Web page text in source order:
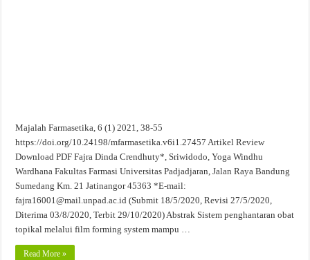
Majalah Farmasetika, 6 (1) 2021, 38-55
https://doi.org/10.24198/mfarmasetika.v6i1.27457 Artikel Review
Download PDF Fajra Dinda Crendhuty*, Sriwidodo, Yoga Windhu
Wardhana Fakultas Farmasi Universitas Padjadjaran, Jalan Raya Bandung
Sumedang Km. 21 Jatinangor 45363 *E-mail:
fajra16001@mail.unpad.ac.id (Submit 18/5/2020, Revisi 27/5/2020,
Diterima 03/8/2020, Terbit 29/10/2020) Abstrak Sistem penghantaran obat
topikal melalui film forming system mampu …
Read More »